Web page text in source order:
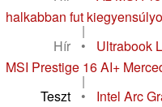
halkabban fut
|
Hír
•
Ultrabook
MSI Prestige 16 AI+
|
Teszt
•
Intel Arc